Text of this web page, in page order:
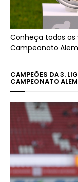
Conheça todos os
Campeonato
CAMPEÕES DA 3.
CAMPEONATO